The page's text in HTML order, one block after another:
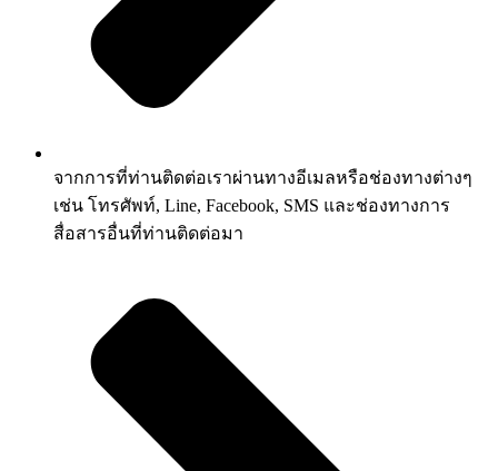
จากการที่ท่านติดต่อเราผ่านทางอีเมลหรือช่องทางต่างๆ
เช่น โทรศัพท์, Line, Facebook, SMS และช่องทางการ
สื่อสารอื่นที่ท่านติดต่อมา